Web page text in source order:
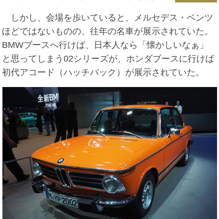
しかし、会場を歩いていると、メルセデス・ベンツ
ほどではないものの、往年の名車が展示されていた。
BMWブースへ行けば、日本人なら「懐かしいなぁ」
と思ってしまう02シリーズが、ホンダブースに行けば
初代アコード（ハッチバック）が展示されていた。